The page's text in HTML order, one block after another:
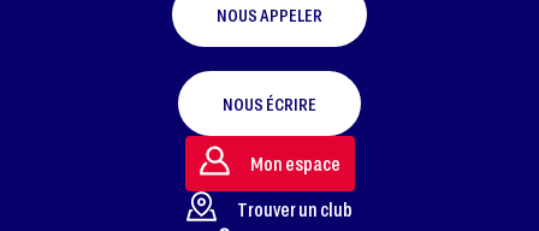
NOUS APPELER
NOUS ÉCRIRE
Mon espace
Trouver un club